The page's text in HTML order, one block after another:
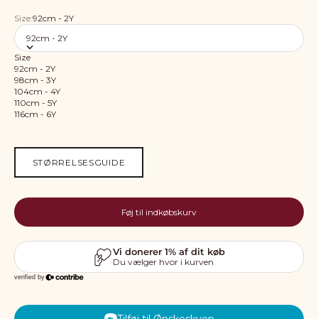
Size:92cm - 2Y
92cm - 2Y
Size
92cm - 2Y
98cm - 3Y
104cm - 4Y
110cm - 5Y
116cm - 6Y
STØRRELSESGUIDE
Føj til indkøbskurv